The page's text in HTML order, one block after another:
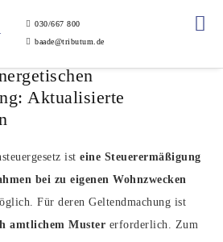
030/667 800
baade@tributum.de
Aktualisierte
ist eine Steuerermäßigung
bei zu eigenen Wohnzwecken
Für deren Geltendmachung ist
amtlichem Muster erforderlich. Zum